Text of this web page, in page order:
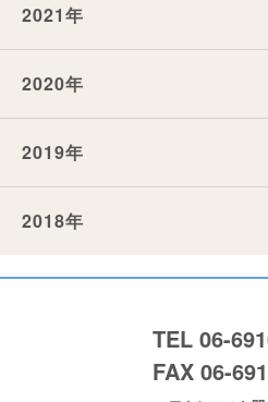
2021年
2020年
2019年
2018年
TEL 06-
FAX 06-